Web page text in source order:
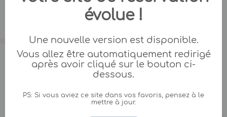
évolue !
Une nouvelle version est disponible.
Vous allez être automatiquement redirigé
après avoir cliqué sur le bouton ci-
dessous.
PS: Si vous aviez ce site dans vos favoris, pensez à le
mettre à jour.